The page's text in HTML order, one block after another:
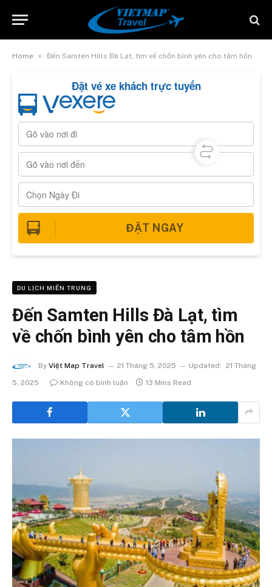
Home » Đến Samten Hills Đà Lạt, tìm về chốn bình yên cho tâm hồn
Đặt vé xe khách trực tuyến
ĐẶT NGAY
DU LỊCH MIỀN TRUNG
Đến Samten Hills Đà Lạt, tìm
về chốn bình yên cho tâm hồn
By Việt Map Travel 21 Tháng 5, 2025 Updated: 21 Tháng
5, 2025
Không có bình luận 13 Mins Read